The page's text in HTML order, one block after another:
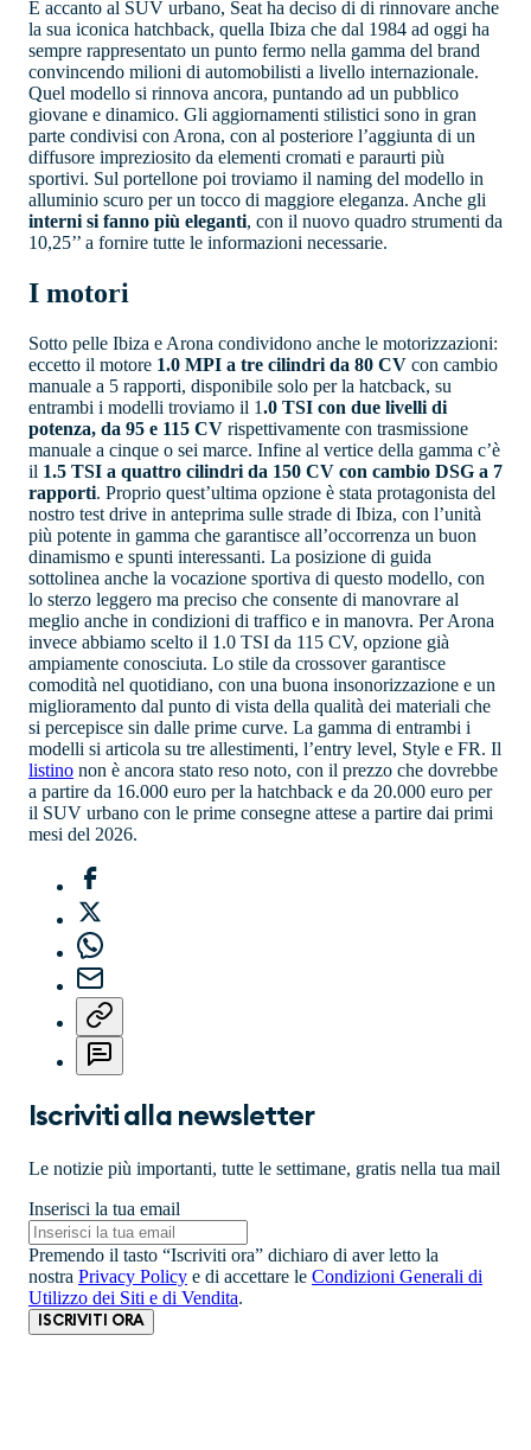
E accanto al SUV urbano, Seat ha deciso di di rinnovare anche
la sua iconica hatchback, quella Ibiza che dal 1984 ad oggi ha
sempre rappresentato un punto fermo nella gamma del brand
convincendo milioni di automobilisti a livello internazionale.
Quel modello si rinnova ancora, puntando ad un pubblico
giovane e dinamico. Gli aggiornamenti stilistici sono in gran
parte condivisi con Arona, con al posteriore l’aggiunta di un
diffusore impreziosito da elementi cromati e paraurti più
sportivi. Sul portellone poi troviamo il naming del modello in
alluminio scuro per un tocco di maggiore eleganza. Anche gli
interni si fanno più eleganti, con il nuovo quadro strumenti da
10,25’’ a fornire tutte le informazioni necessarie.
I motori
Sotto pelle Ibiza e Arona condividono anche le motorizzazioni:
eccetto il motore 1.0 MPI a tre cilindri da 80 CV con cambio
manuale a 5 rapporti, disponibile solo per la hatcback, su
entrambi i modelli troviamo il 1.0 TSI con due livelli di
potenza, da 95 e 115 CV rispettivamente con trasmissione
manuale a cinque o sei marce. Infine al vertice della gamma c’è
il 1.5 TSI a quattro cilindri da 150 CV con cambio DSG a 7
rapporti. Proprio quest’ultima opzione è stata protagonista del
nostro test drive in anteprima sulle strade di Ibiza, con l’unità
più potente in gamma che garantisce all’occorrenza un buon
dinamismo e spunti interessanti. La posizione di guida
sottolinea anche la vocazione sportiva di questo modello, con
lo sterzo leggero ma preciso che consente di manovrare al
meglio anche in condizioni di traffico e in manovra. Per Arona
invece abbiamo scelto il 1.0 TSI da 115 CV, opzione già
ampiamente conosciuta. Lo stile da crossover garantisce
comodità nel quotidiano, con una buona insonorizzazione e un
miglioramento dal punto di vista della qualità dei materiali che
si percepisce sin dalle prime curve. La gamma di entrambi i
modelli si articola su tre allestimenti, l’entry level, Style e FR. Il
listino non è ancora stato reso noto, con il prezzo che dovrebbe
a partire da 16.000 euro per la hatchback e da 20.000 euro per
il SUV urbano con le prime consegne attese a partire dai primi
mesi del 2026.
Iscriviti alla newsletter
Le notizie più importanti, tutte le settimane, gratis nella tua mail
Inserisci la tua email
Premendo il tasto “Iscriviti ora” dichiaro di aver letto la
nostra Privacy Policy e di accettare le Condizioni Generali di
Utilizzo dei Siti e di Vendita.
ISCRIVITI ORA